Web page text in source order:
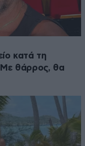
κατά τη
θάρρος, θα